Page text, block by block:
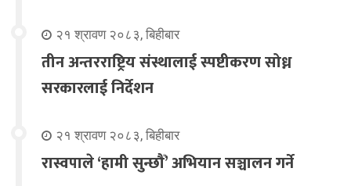
२१ श्रावण २०८३, बिहीबार
तीन अन्तरराष्ट्रिय संस्थालाई स्पष्टीकरण सोध्न
सरकारलाई निर्देशन
२१ श्रावण २०८३, बिहीबार
रास्वपाले ‘हामी सुन्छौँ’ अभियान सञ्चालन गर्ने